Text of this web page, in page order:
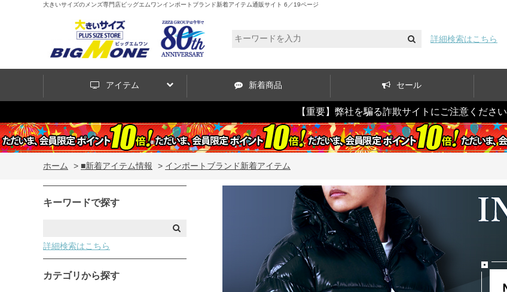
大きいサイズのメンズ専門店ビッグエムワンインポートブランド新着アイテム通販サイト 6／19ページ
詳細検索はこちら
アイテム 新着商品 セール
【重要】弊社を騙る詐欺サイトにご注意ください
ホーム > ■新着アイテム情報 > インポートブランド新着アイテム
キーワードで探す
詳細検索はこちら
カテゴリから探す